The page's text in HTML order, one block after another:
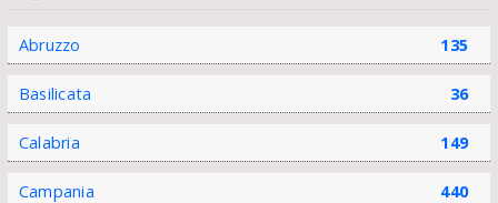
Abruzzo 135
Basilicata 36
Calabria 149
Campania 440